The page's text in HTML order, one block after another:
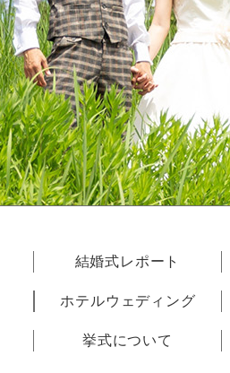
結婚式レポート
ホテルウェディング
挙式について